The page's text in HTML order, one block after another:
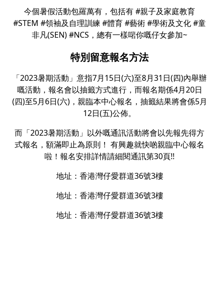
今個暑假活動包羅萬有，包括有 #親子及家庭教育
#STEM #領袖及自理訓練 #體育 #藝術 #學術及文化 #童
非凡(SEN) #NCS，總有一樣啱你嘅仔女參加~
特別留意報名方法
「2023暑期活動」意指7月15日(六)至8月31日(四)內舉辦
嘅活動，報名會以抽籤方式進行，而報名期係4月20日
(四)至5月6日(六)，親臨本中心報名，抽籤結果將會係5月
12日(五)公佈。
而「2023暑期活動」以外嘅通訊活動將會以先報先得方
式報名，額滿即止為原則！ 有興趣就快啲親臨中心報名
啦！報名安排詳情請細閱通訊第30頁!!
地址：香港灣仔愛群道36號3樓
地址：香港灣仔愛群道36號3樓
地址：香港灣仔愛群道36號3樓